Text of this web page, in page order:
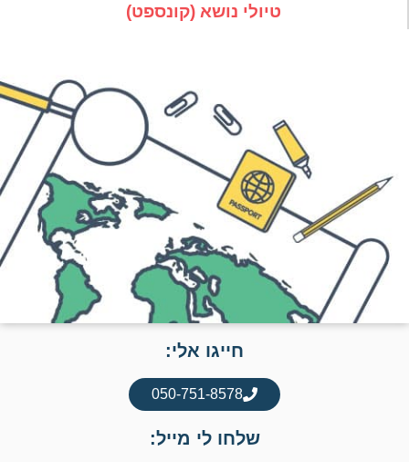
טיולי נושא (קונספט)
חייגו אלי:
050-751-8578
שלחו לי מייל: